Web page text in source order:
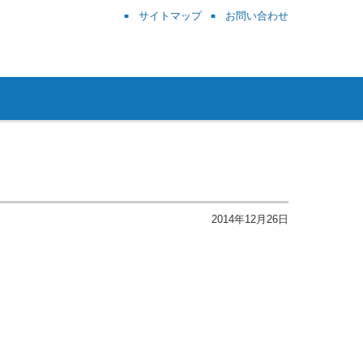
サイトマップ お問い合わせ
2014年12月26日